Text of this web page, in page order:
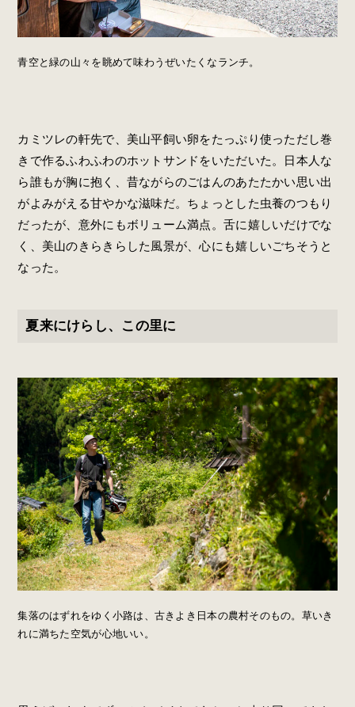
青空と緑の山々を眺めて味わうぜいたくなランチ。
カミツレの軒先で、美山平飼い卵をたっぷり使っただし巻
きで作るふわふわのホットサンドをいただいた。日本人な
ら誰もが胸に抱く、昔ながらのごはんのあたたかい思い出
がよみがえる甘やかな滋味だ。ちょっとした虫養のつもり
だったが、意外にもボリューム満点。舌に嬉しいだけでな
く、美山のきらきらした風景が、心にも嬉しいごちそうと
なった。
夏来にけらし、この里に
集落のはずれをゆく小路は、古きよき日本の農村そのもの。草いき
れに満ちた空気が心地いい。